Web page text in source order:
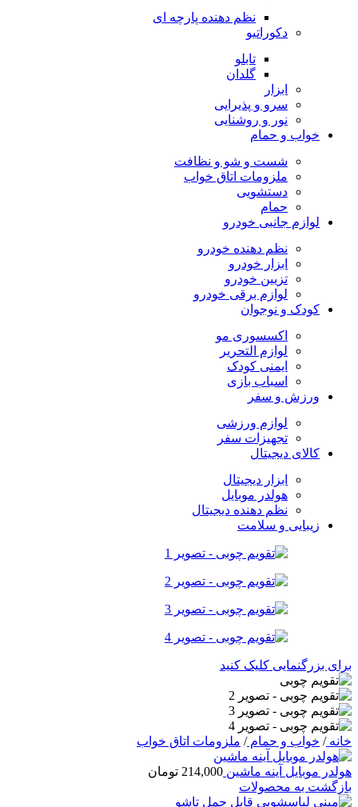
نظم دهنده پارچه ای
دکوراتیو
تابلو
گلدان
ابزار
سرو و پذیرایی
نور و روشنایی
خواب و حمام
شست و شو و نظافت
ملزومات اتاق خواب
دستشویی
حمام
لوازم جانبی خودرو
نظم دهنده خودرو
ابزار خودرو
تزیین خودرو
لوازم برقی خودرو
کودک و نوجوان
اکسسوری مو
لوازم التحریر
ایمنی کودک
اسباب بازی
ورزش و سفر
لوازم ورزشی
تجهیزات سفر
کالای دیجیتال
ابزار دیجیتال
هولدر موبایل
نظم دهنده دیجیتال
زیبایی و سلامت
برای بزرگنمایی کلیک کنید
خانه/ خواب و حمام/ ملزومات اتاق خواب
هولدر موبایل آینه ماشین 214,000 تومان
بازگشت به محصولات